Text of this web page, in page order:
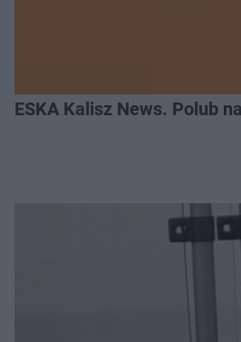
ESKA Kalisz News. Polub